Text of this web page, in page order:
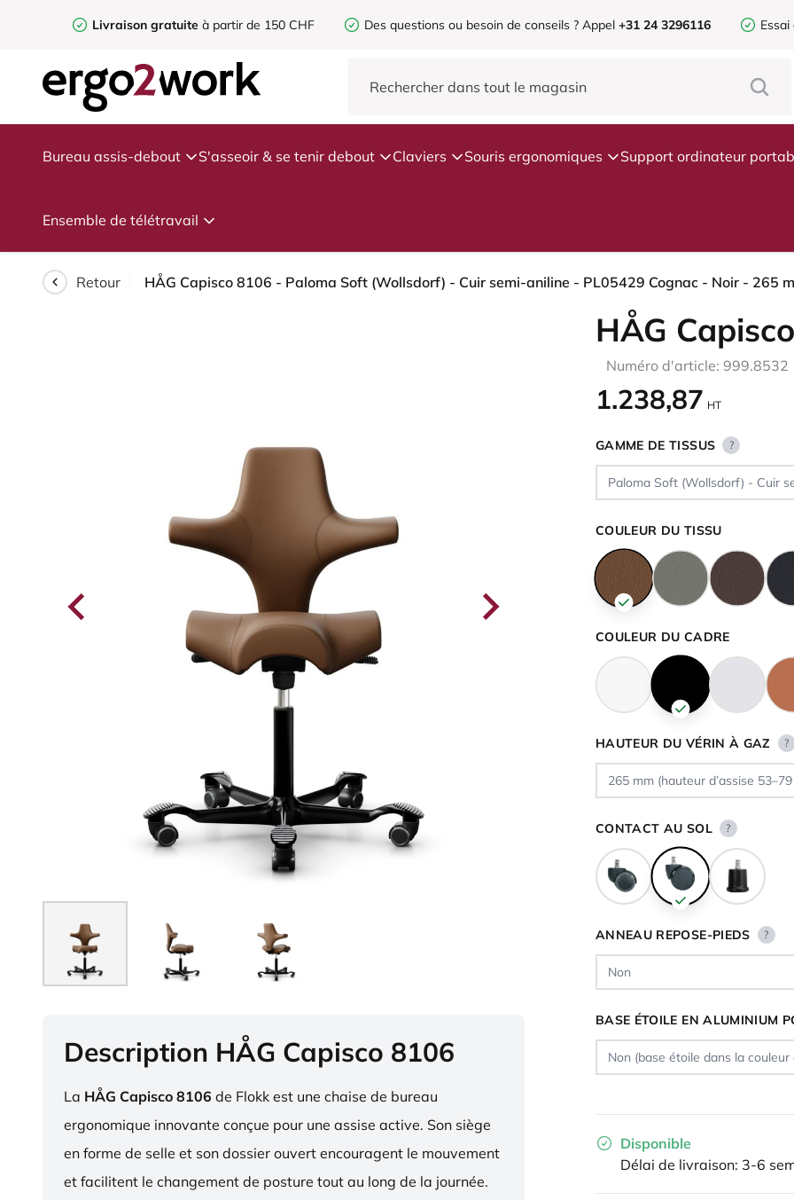
Livraison gratuite à partir de 150 CHF Des questions ou besoin de conseils ? Appel +31 24 3296116 Essai
Bureau assis-debout S'asseoir & se tenir debout Claviers Souris ergonomiques Support ordinateur
Ensemble de télétravail
Retour
Description HÅG Capisco 8106
La HÅG Capisco 8106 de Flokk est une chaise de bureau
ergonomique innovante conçue pour une assise active. Son siège
en forme de selle et son dossier ouvert encouragent le mouvement
et facilitent le changement de posture tout au long de la journée.
HÅG
Numéro d'article: 999.8532
1.238,87 HT
GAMME DE TISSUS ?
COULEUR DU TISSU
COULEUR DU CADRE
HAUTEUR DU VÉRIN À GAZ ?
CONTACT AU SOL ?
ANNEAU REPOSE-PIEDS ?
BASE ÉTOILE EN ALUMINIUM
Disponible
Délai de livraison: 3-6